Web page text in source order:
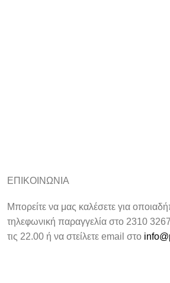
ΕΠΙΚΟΙΝΩΝΙΑ
Μπορείτε να μας καλέσετε για
τηλεφωνική παραγγελία στο 2310
τις 22.00 ή να στείλετε email στο